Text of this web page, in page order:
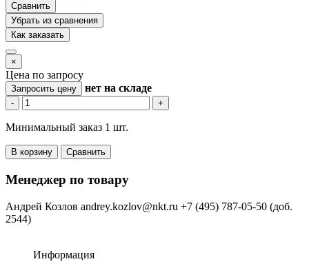
Сравнить
Убрать из сравнения
Как заказать
×
Цена по запросу
Запросить цену нет на складе
- +
Минимальный заказ 1 шт.
В корзину Сравнить
Менеджер по товару
Андрей Козлов andrey.kozlov@nkt.ru +7 (495) 787-05-50 (доб.
2544)
Информация